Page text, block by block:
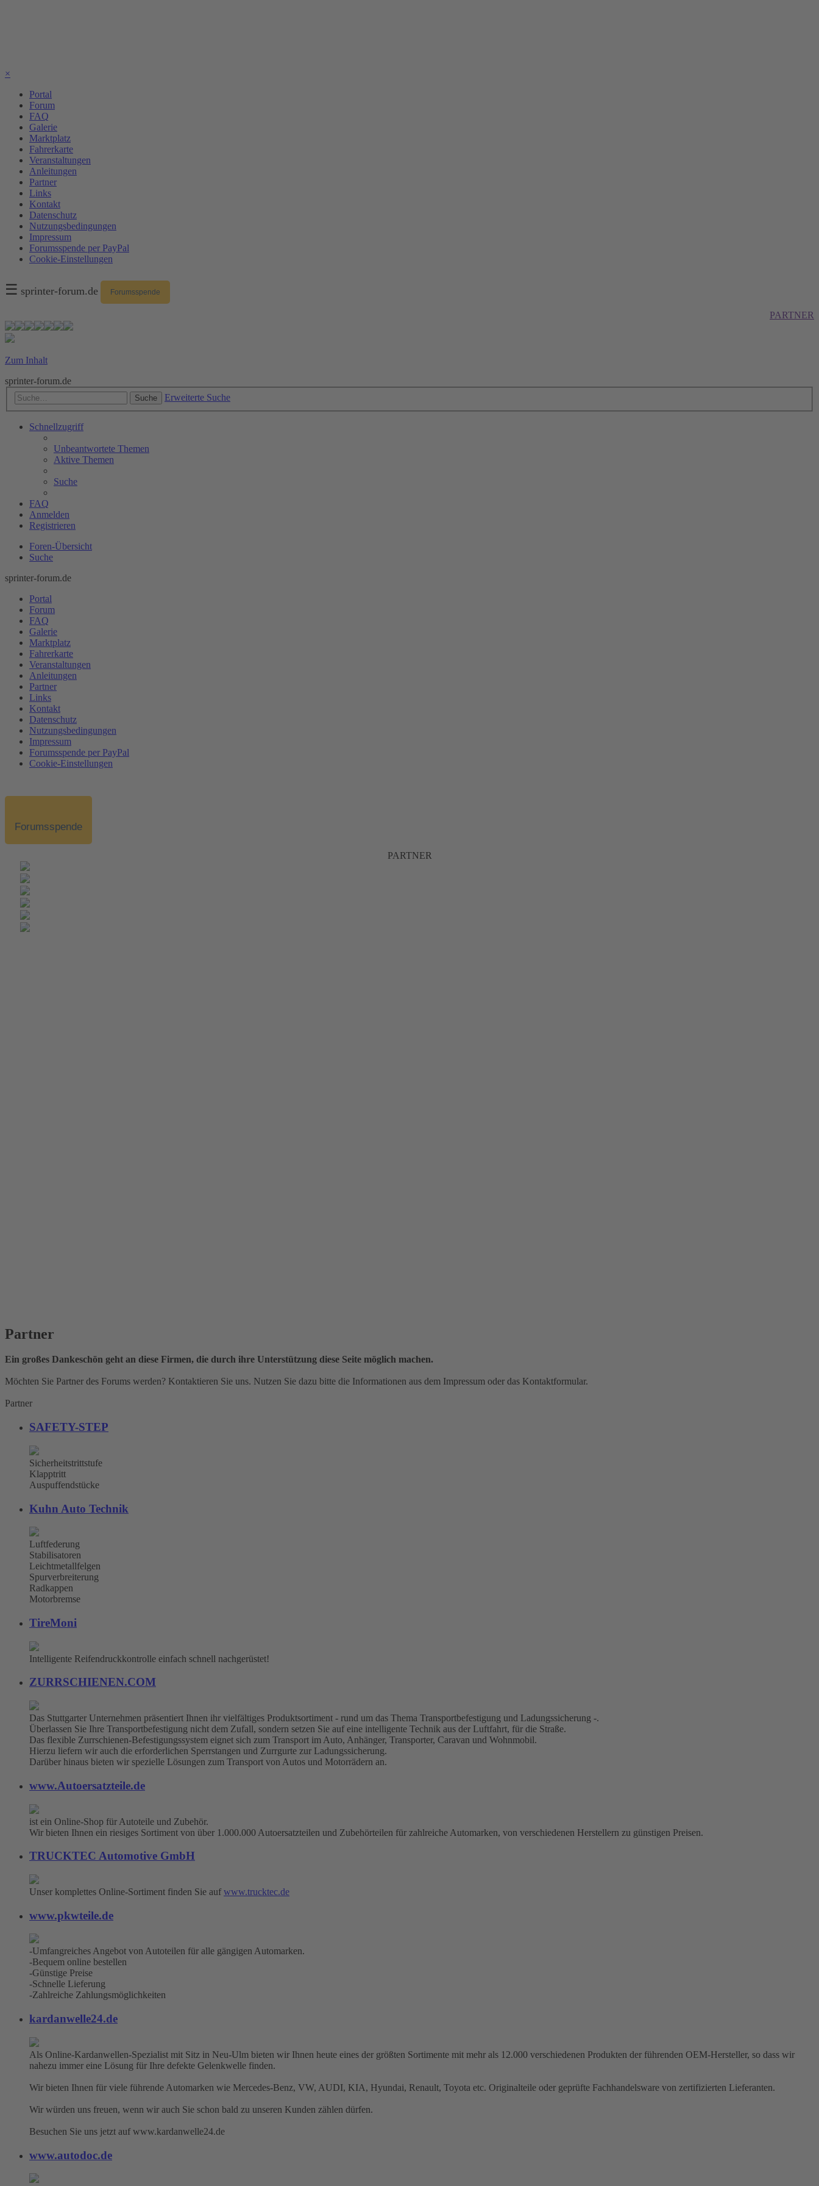
×
Portal
Forum
FAQ
Galerie
Marktplatz
Fahrerkarte
Veranstaltungen
Anleitungen
Partner
Links
Kontakt
Datenschutz
Nutzungsbedingungen
Impressum
Forumsspende per PayPal
Cookie-Einstellungen
☰ sprinter-forum.de Forumsspende
PARTNER
Zum Inhalt
sprinter-forum.de
Suche Erweiterte Suche
Schnellzugriff
Unbeantwortete Themen
Aktive Themen
Suche
FAQ
Anmelden
Registrieren
Foren-Übersicht
Suche
sprinter-forum.de
Portal
Forum
FAQ
Galerie
Marktplatz
Fahrerkarte
Veranstaltungen
Anleitungen
Partner
Links
Kontakt
Datenschutz
Nutzungsbedingungen
Impressum
Forumsspende per PayPal
Cookie-Einstellungen
Forumsspende
PARTNER
Partner
Ein großes Dankeschön geht an diese Firmen, die durch ihre Unterstützung diese Seite möglich machen.
Möchten Sie Partner des Forums werden? Kontaktieren Sie uns. Nutzen Sie dazu bitte die Informationen aus dem Impressum oder das Kontaktformular.
Partner
SAFETY-STEP
Sicherheitstrittstufe
Klapptritt
Auspuffendstücke
Kuhn Auto Technik
Luftfederung
Stabilisatoren
Leichtmetallfelgen
Spurverbreiterung
Radkappen
Motorbremse
TireMoni
Intelligente Reifendruckkontrolle einfach schnell nachgerüstet!
ZURRSCHIENEN.COM
Das Stuttgarter Unternehmen präsentiert Ihnen ihr vielfältiges Produktsortiment - rund um das Thema Transportbefestigung und Ladungssicherung -.
Überlassen Sie Ihre Transportbefestigung nicht dem Zufall, sondern setzen Sie auf eine intelligente Technik aus der Luftfahrt, für die Straße.
Das flexible Zurrschienen-Befestigungssystem eignet sich zum Transport im Auto, Anhänger, Transporter, Caravan und Wohnmobil.
Hierzu liefern wir auch die erforderlichen Sperrstangen und Zurrgurte zur Ladungssicherung.
Darüber hinaus bieten wir spezielle Lösungen zum Transport von Autos und Motorrädern an.
www.Autoersatzteile.de
ist ein Online-Shop für Autoteile und Zubehör.
Wir bieten Ihnen ein riesiges Sortiment von über 1.000.000 Autoersatzteilen und Zubehörteilen für zahlreiche Automarken, von verschiedenen Herstellern zu günstigen Preisen.
TRUCKTEC Automotive GmbH
Unser komplettes Online-Sortiment finden Sie auf www.trucktec.de
www.pkwteile.de
-Umfangreiches Angebot von Autoteilen für alle gängigen Automarken.
-Bequem online bestellen
-Günstige Preise
-Schnelle Lieferung
-Zahlreiche Zahlungsmöglichkeiten
kardanwelle24.de
Als Online-Kardanwellen-Spezialist mit Sitz in Neu-Ulm bieten wir Ihnen heute eines der größten Sortimente mit mehr als 12.000 verschiedenen Produkten der führenden OEM-Hersteller, so dass wir
nahezu immer eine Lösung für Ihre defekte Gelenkwelle finden.
Wir bieten Ihnen für viele führende Automarken wie Mercedes-Benz, VW, AUDI, KIA, Hyundai, Renault, Toyota etc. Originalteile oder geprüfte Fachhandelsware von zertifizierten Lieferanten.
Wir würden uns freuen, wenn wir auch Sie schon bald zu unseren Kunden zählen dürfen.
Besuchen Sie uns jetzt auf www.kardanwelle24.de
www.autodoc.de